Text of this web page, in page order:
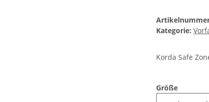
Kategorie:
Korda Safe
Größe